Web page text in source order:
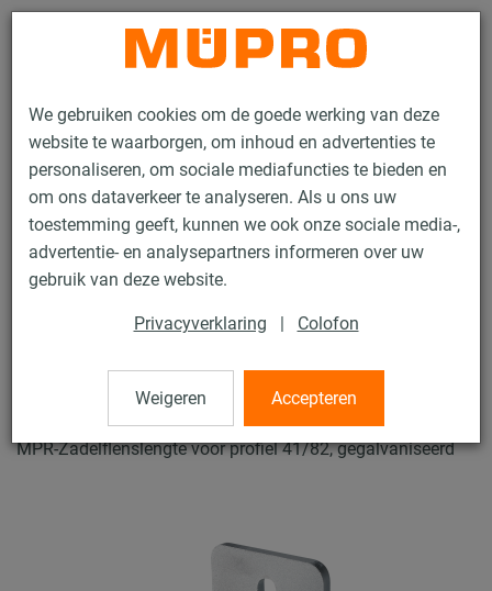
We gebruiken cookies om de goede werking van deze
website te waarborgen, om inhoud en advertenties te
personaliseren, om sociale mediafuncties te bieden en
om ons dataverkeer te analyseren. Als u ons uw
toestemming geeft, kunnen we ook onze sociale media-,
advertentie- en analysepartners informeren over uw
gebruik van deze website.
Privacyverklaring | Colofon
Weigeren Accepteren
Contact
Producten Bevestigingstechniek
Ventilatiebevestiging
Installatierails voor luchtkanaalbevestiging
MPR Zadelflens
MPR Zadelflens
MPR-Zadelflenslengte voor profiel 41/82, gegalvaniseerd